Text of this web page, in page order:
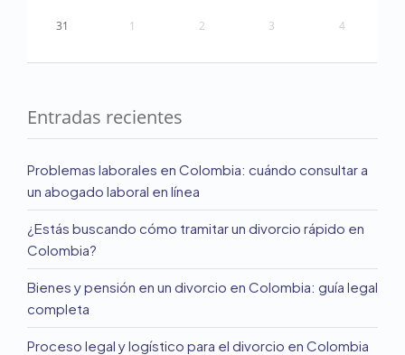
31 1 2 3 4
Entradas recientes
Problemas laborales en Colombia: cuándo consultar a
un abogado laboral en línea
¿Estás buscando cómo tramitar un divorcio rápido en
Colombia?
Bienes y pensión en un divorcio en Colombia: guía legal
completa
Proceso legal y logístico para el divorcio en Colombia